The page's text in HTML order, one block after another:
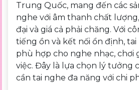
Trung Quốc, mang đến các
nghe với âm thanh chất
đại và giá cả phải chăng. Với
tiếng ồn và kết nối ổn định,
phù hợp cho nghe nhạc, chơi
việc. Đây là lựa chọn lý tưởng
cần tai nghe đa năng với chi